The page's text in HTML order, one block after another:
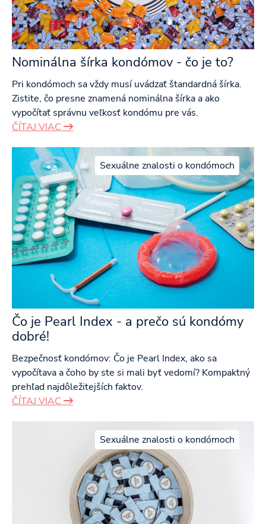
Nominálna šírka kondómov - čo je to?
Pri kondómoch sa vždy musí uvádzať štandardná šírka.
Zistite, čo presne znamená nominálna šírka a ako
vypočítať správnu veľkosť kondómu pre vás.
ČÍTAJ VIAC
Sexuálne znalosti o kondómoch
Čo je Pearl Index - a prečo sú kondómy
dobré!
Bezpečnosť kondómov: Čo je Pearl Index, ako sa
vypočítava a čoho by ste si mali byť vedomí? Kompaktný
prehľad najdôležitejších faktov.
ČÍTAJ VIAC
Sexuálne znalosti o kondómoch